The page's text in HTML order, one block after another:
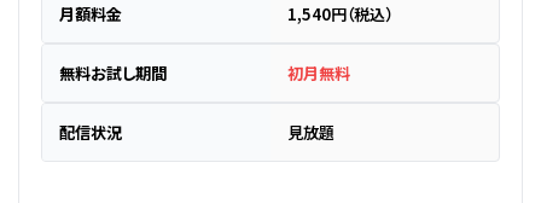
月額料金 1,540円（税込）
無料お試し期間 初月無料
配信状況 見放題